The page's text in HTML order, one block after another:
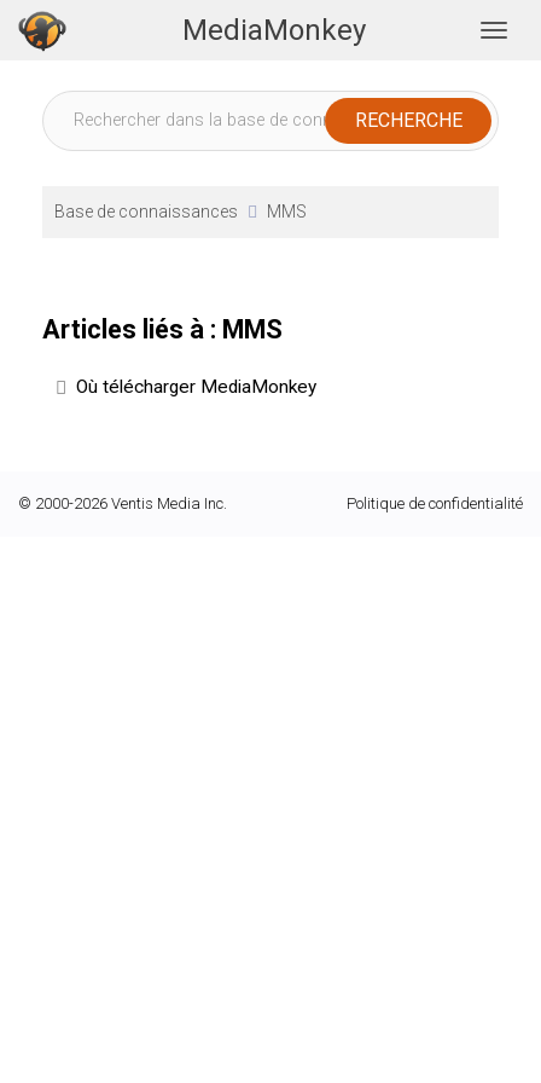
MediaMonkey
Base de connaissances MMS
Articles liés à : MMS
Où télécharger MediaMonkey
© 2000-2026 Ventis Media Inc. Politique de confidentialité